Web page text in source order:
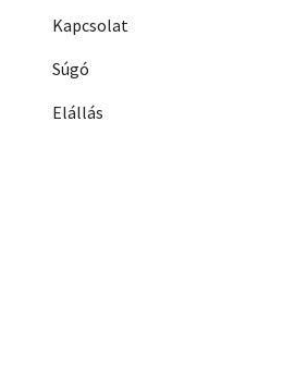
Kapcsolat
Súgó
Elállás